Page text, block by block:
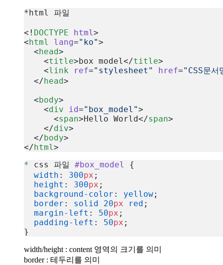
*html 파일
<! DOCTYPE html>
< html lang="ko">
  <
head>
    <
title>box model</title>
    <
link ref="stylesheet" href="CSS문
  </
head>
  <
body>
    <
div id="box_model">
      <
span>Hello World</span>
    </
div>
  </
body>
</ html>
* css 파일 #box_model
{
  width
: 300px ;
  height
: 300px ;
  background-color
: yellow;
  border
: solid 20px red ;
  margin-left
: 50px ;
  padding-left
: 50px ;
}
width/height : content 영역의 크기를 의미
border : 테두리를 의미